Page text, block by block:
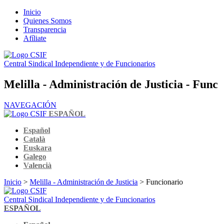
Inicio
Quienes Somos
Transparencia
Afíliate
Central Sindical Independiente y de Funcionarios
Melilla - Administración de Justicia -
NAVEGACIÓN
ESPAÑOL
Español
Català
Euskara
Galego
Valencià
Inicio > Melilla - Administración de Justicia > Funcionario
Central Sindical Independiente y de Funcionarios
ESPAÑOL